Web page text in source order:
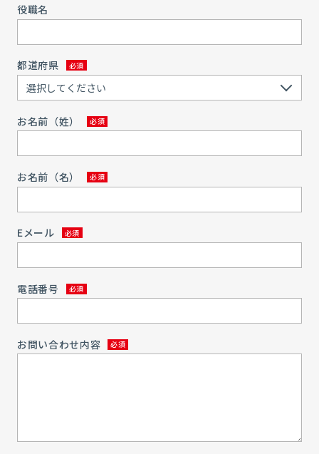
役職名
都道府県
お名前（姓）
お名前（名）
Eメール
電話番号
お問い合わせ内容